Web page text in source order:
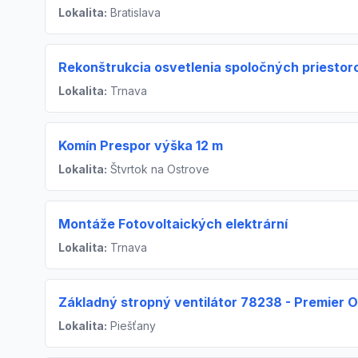
Lokalita: Bratislava
Rekonštrukcia osvetlenia spoločných
Lokalita: Trnava
Komín Prespor výška 12 m
Lokalita: Štvrtok na Ostrove
Montáže Fotovoltaických elektrární
Lokalita: Trnava
Základný stropný ventilátor 78238 - Premier
Lokalita: Piešťany